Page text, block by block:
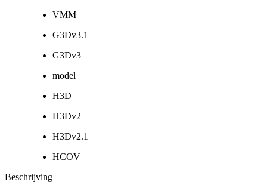
VMM
G3Dv3.1
G3Dv3
model
H3D
H3Dv2
H3Dv2.1
HCOV
Beschrijving